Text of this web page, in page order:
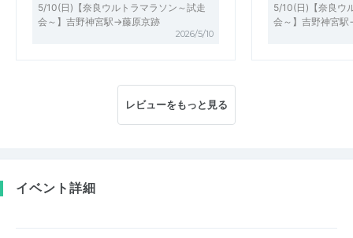
5/10(日)【奈良ウルトラマラソン～試走
会～】吉野神宮駅→藤原京跡
2026/5/10
5/10(日)【奈良ウ
会～】吉野神宮
レビューをもっと見る
イベント詳細